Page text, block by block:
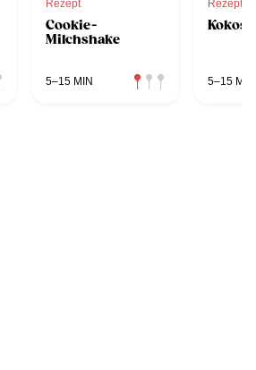
Rezept
Cookie-
Milchshake
5–15 MIN
Rezept
Kokos-
5–15 MIN